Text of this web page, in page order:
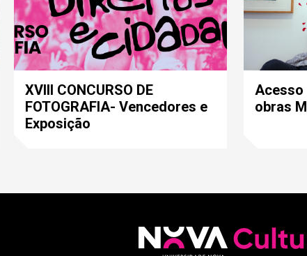
XVIII CONCURSO DE
FOTOGRAFIA- Vencedores e
Exposição
Acesso
obras